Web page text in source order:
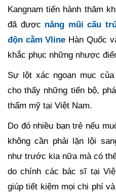
Kangnam tiến hành thăm
đã được nâng mũi cấu
độn cằm Vline Hàn Quốc
khắc phục những nhược
Sự lột xác ngoạn mục
cho thấy những tiến bộ,
thẩm mỹ tại Việt Nam.
Do đó nhiều bạn trẻ nếu
không cần phải lặn lội
như trước kia nữa mà có
do chính các bác sĩ tại
giúp tiết kiệm mọi chi phí